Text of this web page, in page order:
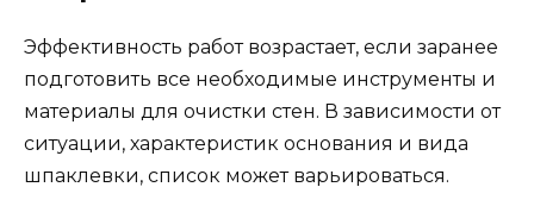
Эффективность работ возрастает, если заранее
подготовить все необходимые инструменты и
материалы для очистки стен. В зависимости от
ситуации, характеристик основания и вида
шпаклевки, список может варьироваться.